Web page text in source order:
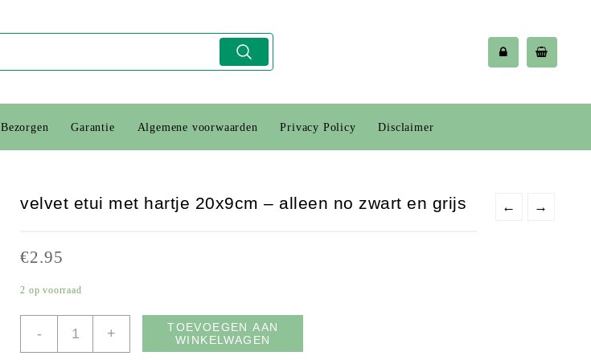
Bezorgen Garantie Algemene voorwaarden Privacy Policy Disclaimer
← →
velvet etui met hartje 20x9cm – alleen no zwart en grijs
€2.95
2 op voorraad
-
etui
+
TOEVOEGEN AAN
WINKELWAGEN